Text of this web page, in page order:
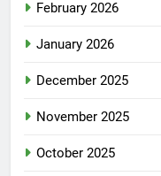
February 2026
January 2026
December 2025
November 2025
October 2025